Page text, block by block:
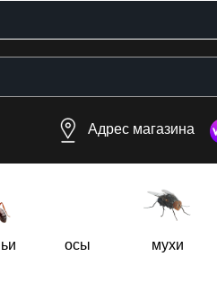
Адрес магазина
мухи
осы